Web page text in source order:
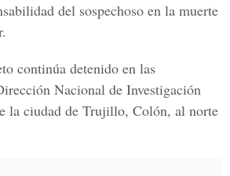
del sospechoso en la muerte
continúa detenido en las
Nacional de Investigación
la ciudad de Trujillo, Colón, al norte